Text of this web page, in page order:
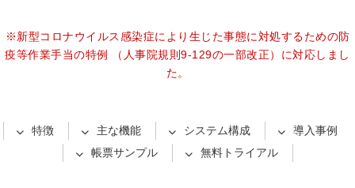
※新型コロナウイルス感染症により生じた事態に対処するための防
疫等作業手当の特例 （人事院規則9-129の一部改正）に対応しまし
た。
特徴 主な機能 システム構成
導入事例
帳票サンプル
無料トライアル